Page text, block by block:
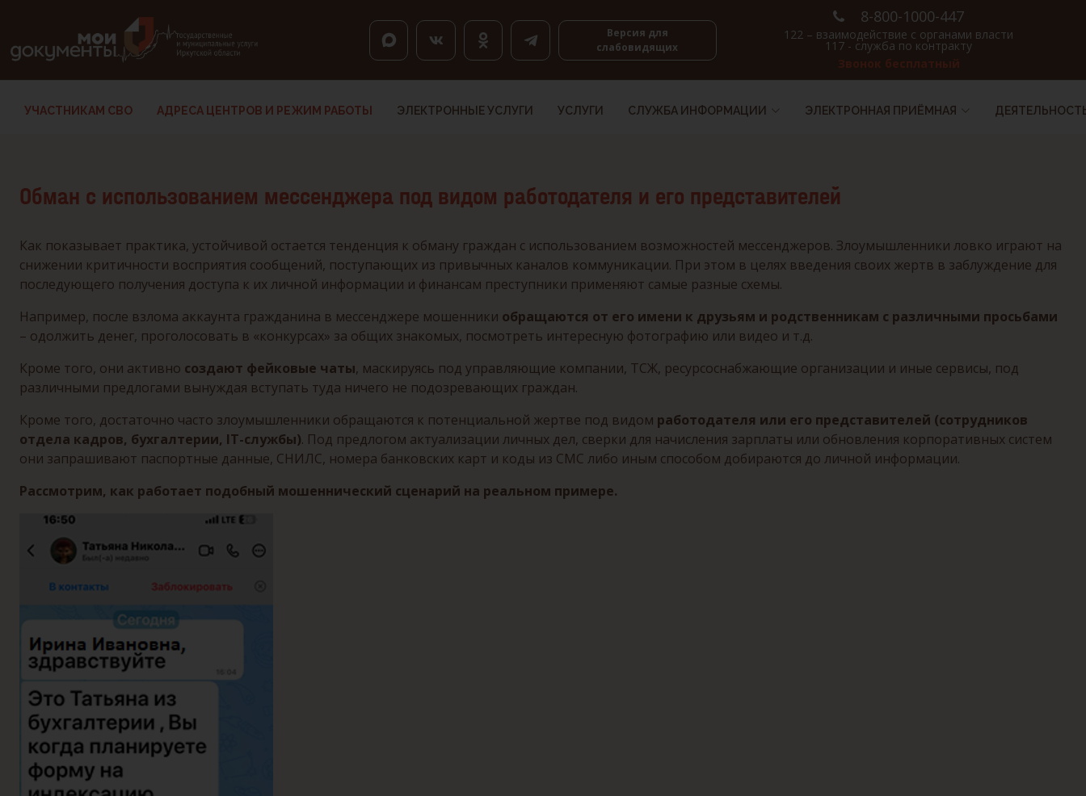
Версия для
слабовидящих
8-800-1000-447
122 – взаимодействие с органами власти
117 - служба по контракту
Звонок бесплатный
УЧАСТНИКАМ СВО АДРЕСА ЦЕНТРОВ И РЕЖИМ РАБОТЫ ЭЛЕКТРОННЫЕ УСЛУГИ УСЛУГИ СЛУЖБА ИНФОРМАЦИИ ЭЛЕКТРОННАЯ ПРИЁМНАЯ
Обман с использованием мессенджера под видом работодателя и его представителей
Как показывает практика, устойчивой остается тенденция к обману граждан с использованием возможностей мессенджеров. Злоумышленники ловко играют на
снижении критичности восприятия сообщений, поступающих из привычных каналов коммуникации. При этом в целях введения своих жертв в заблуждение для
последующего получения доступа к их личной информации и финансам преступники применяют самые разные схемы.
Например, после взлома аккаунта гражданина в мессенджере мошенники обращаются от его имени к друзьям и родственникам с различными просьбами
– одолжить денег, проголосовать в «конкурсах» за общих знакомых, посмотреть интересную фотографию или видео и т.д.
Кроме того, они активно создают фейковые чаты, маскируясь под управляющие компании, ТСЖ, ресурсоснабжающие организации и иные сервисы, под
различными предлогами вынуждая вступать туда ничего не подозревающих граждан.
Кроме того, достаточно часто злоумышленники обращаются к потенциальной жертве под видом работодателя или его представителей (сотрудников
отдела кадров, бухгалтерии, IT-службы). Под предлогом актуализации личных дел, сверки для начисления зарплаты или обновления корпоративных систем
они запрашивают паспортные данные, СНИЛС, номера банковских карт и коды из СМС либо иным способом добираются до личной информации.
Рассмотрим, как работает подобный мошеннический сценарий на реальном примере.